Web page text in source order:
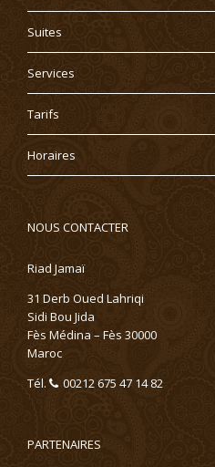
Suites
Services
Tarifs
Horaires
NOUS CONTACTER
Riad Jamaï
31 Derb Oued Lahriqi
Sidi Bou Jida
Fès Médina – Fès 30000
Maroc
Tél.
00212 675 47 14 82
PARTENAIRES